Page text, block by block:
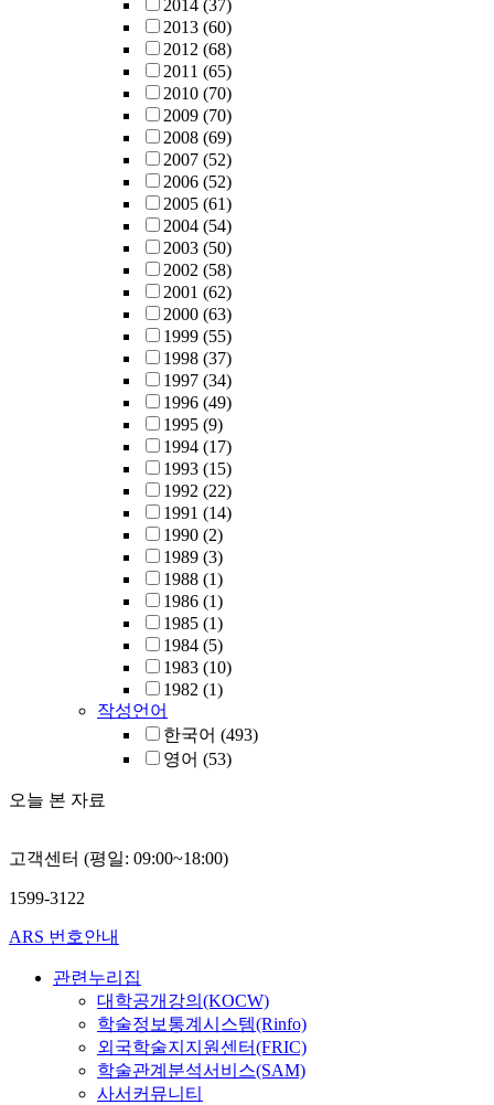
2014 (37)
2013 (60)
2012 (68)
2011 (65)
2010 (70)
2009 (70)
2008 (69)
2007 (52)
2006 (52)
2005 (61)
2004 (54)
2003 (50)
2002 (58)
2001 (62)
2000 (63)
1999 (55)
1998 (37)
1997 (34)
1996 (49)
1995 (9)
1994 (17)
1993 (15)
1992 (22)
1991 (14)
1990 (2)
1989 (3)
1988 (1)
1986 (1)
1985 (1)
1984 (5)
1983 (10)
1982 (1)
작성언어
한국어 (493)
영어 (53)
오늘 본 자료
고객센터 (평일: 09:00~18:00)
1599-3122
ARS 번호안내
관련누리집
대학공개강의(KOCW)
학술정보통계시스템(Rinfo)
외국학술지지원센터(FRIC)
학술관계분석서비스(SAM)
사서커뮤니티